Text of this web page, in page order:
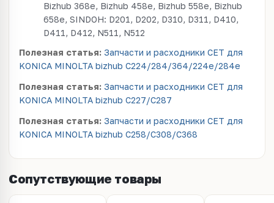
Bizhub 368e, Bizhub 458e, Bizhub 558e, Bizhub
658e, SINDOH: D201, D202, D310, D311, D410,
D411, D412, N511, N512
Полезная статья: Запчасти и расходники CET для
KONICA MINOLTA bizhub C224/284/364/224e/284e
Полезная статья: Запчасти и расходники CET для
KONICA MINOLTA bizhub C227/C287
Полезная статья: Запчасти и расходники CET для
KONICA MINOLTA bizhub C258/C308/C368
Сопутствующие товары